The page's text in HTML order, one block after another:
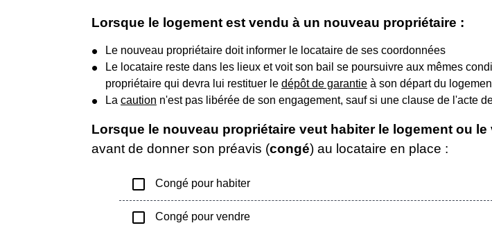
Lorsque le logement est vendu à un nouveau propriétaire :
Le nouveau propriétaire doit informer le locataire de ses coordonnées
Le locataire reste dans les lieux et voit son bail se poursuivre aux mêmes
propriétaire qui devra lui restituer le dépôt de garantie à son départ du
La caution n'est pas libérée de son engagement, sauf si une clause de l'acte
Lorsque le nouveau propriétaire veut habiter le logement ou
avant de donner son préavis (congé) au locataire en place :
check_box_outline_blank Congé pour habiter
check_box_outline_blank Congé pour vendre